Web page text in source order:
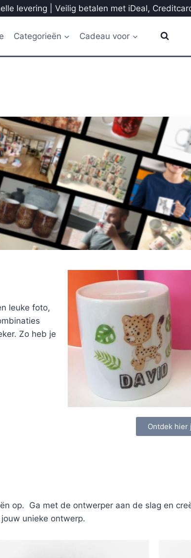
levering | Veilig betalen met iDeal,
Categorieën Cadeau voor
leuke foto,
Zo heb je
Ontdek hier
op. Ga met de ontwerper aan de slag en
unieke ontwerp.